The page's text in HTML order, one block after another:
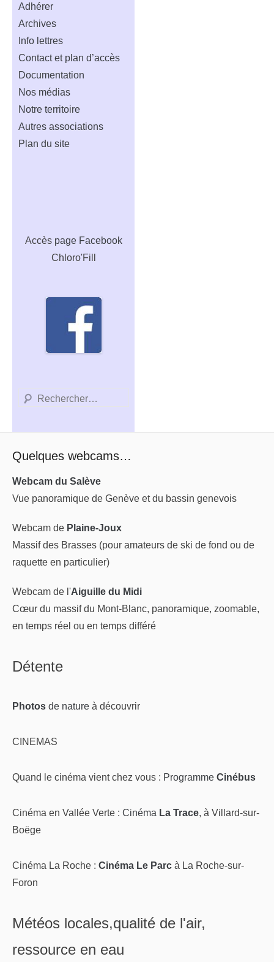
Adhérer
Archives
Info lettres
Contact et plan d’accès
Documentation
Nos médias
Notre territoire
Autres associations
Plan du site
Accès page Facebook
Chloro'Fill
Recherche
Quelques webcams…
Webcam du Salève
Vue panoramique de Genève et du bassin genevois
Webcam de Plaine-Joux
Massif des Brasses (pour amateurs de ski de fond ou de
raquette en particulier)
Webcam de l'Aiguille du Midi
Cœur du massif du Mont-Blanc, panoramique, zoomable,
en temps réel ou en temps différé
Détente
Photos de nature à découvrir
CINEMAS
Quand le cinéma vient chez vous : Programme Cinébus
Cinéma en Vallée Verte : Cinéma La Trace, à Villard-sur-
Boëge
Cinéma La Roche : Cinéma Le Parc à La Roche-sur-
Foron
Météos locales,qualité de l'air,
ressource en eau